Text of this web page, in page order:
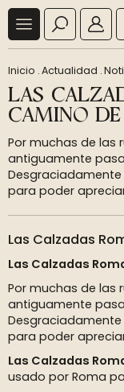
Inicio .Actualidad .
LAS
CAMINO
Por muchas de las
antiguamente
para poder
Las Calzadas
Las Calzadas
Por muchas de las
antiguamente
para poder
Las Calzadas
usado por Roma